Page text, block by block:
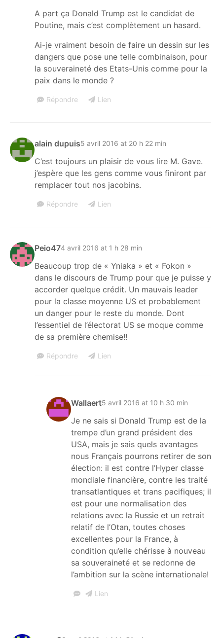
A part ça Donald Trump est le candidat de
Poutine, mais c’est complètement un hasard.
Ai-je vraiment besoin de faire un dessin sur les
dangers que pose une telle combinaison, pour
la souveraineté des Etats-Unis comme pour la
paix dans le monde ?
Répondre Lien
alain dupuis5 avril 2016 at 20 h 22 min
C’est toujours un plaisir de vous lire M. Gave.
j’espère que les gens comme vous finiront par
remplacer tout nos jacobins.
Répondre Lien
Peio474 avril 2016 at 1 h 28 min
Beaucoup trop de « Yniaka » et « Fokon »
dans le discours de Trump pour que je puisse y
accorder quelque crédit. Un mauvais leader
pour la classe moyenne US et probablement
un danger pour le reste du monde. Dont
l’essentiel de l’électorat US se moque comme
de sa première chemise!!
Répondre Lien
Wallaert5 avril 2016 at 10 h 30 min
Je ne sais si Donald Trump est de la
trempe d’un grand président des
USA, mais je sais quels avantages
nous Français pourrons retirer de son
élection: il est contre l’Hyper classe
mondiale financière, contre les traité
transatlantiques et trans pacifiques; il
est pour une normalisation des
relations avec la Russie et un retrait
relatif de l’Otan, toutes choses
excellentes pour la France, à
condition qu’elle chérisse à nouveau
sa souveraineté et se redonne de
l’ambition sur la scène internationale!
Lien